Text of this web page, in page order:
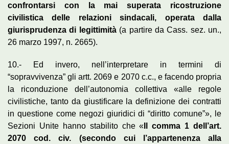
confrontarsi con la mai superata ricostruzione
civilistica delle relazioni sindacali, operata dalla
giurisprudenza di legittimità(a partire da Cass. sez. un.,
26 marzo 1997, n. 2665).
10.- Ed invero, nell’interpretare in termini di
“sopravvivenza” gli artt. 2069 e 2070 c.c., e facendo propria
la riconduzione dell’autonomia collettiva «alle regole
civilistiche, tanto da giustificare la definizione dei contratti
in questione come negozi giuridici di “diritto comune”», le
Sezioni Unite hanno stabilito che « Il comma 1 dell’art.
2070 cod. civ. (secondo cui l’appartenenza alla